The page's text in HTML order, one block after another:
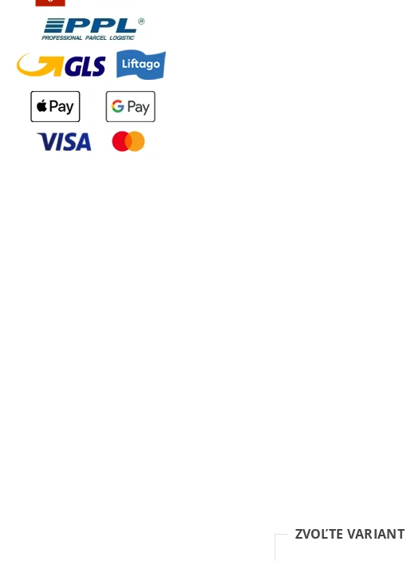
ZVOĽTE VARIANT